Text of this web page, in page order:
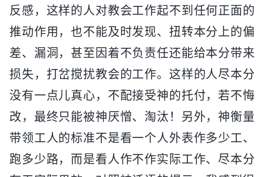
反感，这样的人对教会工作起不到任何正面的
推动作用，也不能及时发现、扭转本分上的偏
差、漏洞，甚至因着不负责任还能给本分带来
损失，打岔搅扰教会的工作。这样的人尽本分
没有一点儿真心，不配接受神的托付，若不悔
改，最终只能被神厌憎、淘汰！另外，神衡量
带领工人的标准不是看一个人外表作多少工、
跑多少路，而是看人作不作实际工作、尽本分